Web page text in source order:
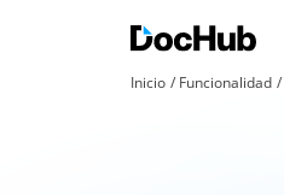
Inicio Funcionalidad